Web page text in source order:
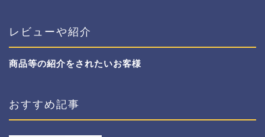
レビューや紹介
商品等の紹介をされたいお客様
おすすめ記事